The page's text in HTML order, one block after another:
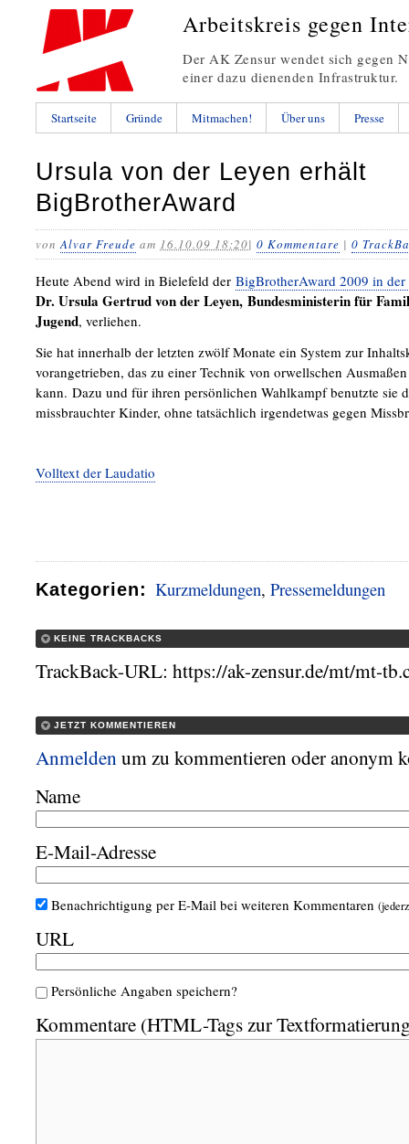
Arbeitskreis gegen
Der AK Zensur wendet sich gegen
einer dazu dienenden Infrastruktur.
Startseite Gründe Mitmachen! Über uns Presse
Ursula von der Leyen erhält
BigBrotherAward
vonAlvar Freude am 16.10.09 18:20| 0 Kommentare | 0
Heute Abend wird in Bielefeld der BigBrotherAward 2009 in
Dr. Ursula Gertrud von der Leyen, Bundesministerin für
Jugend, verliehen.
Sie hat innerhalb der letzten zwölf Monate ein System zur
vorangetrieben, das zu einer Technik von orwellschen
kann. Dazu und für ihren persönlichen Wahlkampf benutzte sie
missbrauchter Kinder, ohne tatsächlich irgendetwas gegen
Volltext der Laudatio
Kategorien: Kurzmeldungen, Pressemeldungen
KEINE TRACKBACKS
TrackBack-URL: https://ak-zensur.de/mt/mt-
JETZT KOMMENTIEREN
Anmeldenum zu kommentieren oder anonym
Name
E-Mail-Adresse
Benachrichtigung per E-Mail bei weiteren Kommentaren
URL
Persönliche Angaben speichern?
Kommentare (HTML-Tags zur